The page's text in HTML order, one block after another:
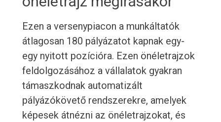
Ezen a versenypiacon a munkáltatók
átlagosan 180 pályázatot kapnak egy-
egy nyitott pozícióra. Ezen önéletrajzok
feldolgozásához a vállalatok gyakran
támaszkodnak automatizált
pályázókövető rendszerekre, amelyek
képesek átnézni az önéletrajzokat, és